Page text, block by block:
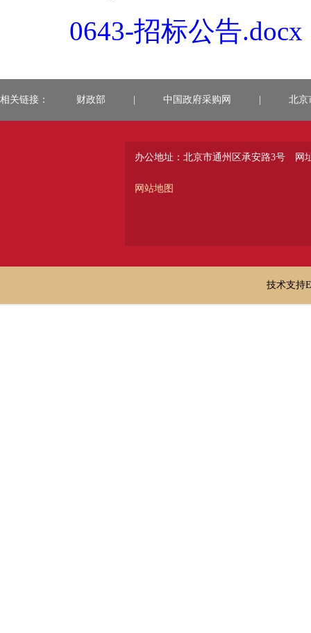
0643-招标公告.docx
相关链接： 财政部 中国政府采购网 北京
办公地址：北京市通州区承安路3号
网站地图
网
技术支持